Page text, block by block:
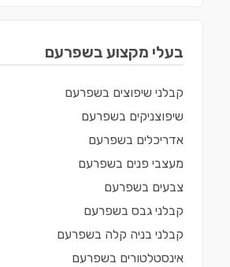
בעלי מקצוע בשפרעם
קבלני שיפוצים בשפרעם
שיפוצניקים בשפרעם
אדריכלים בשפרעם
מעצבי פנים בשפרעם
צבעים בשפרעם
קבלני גבס בשפרעם
קבלני בניה קלה בשפרעם
אינסטלטורים בשפרעם